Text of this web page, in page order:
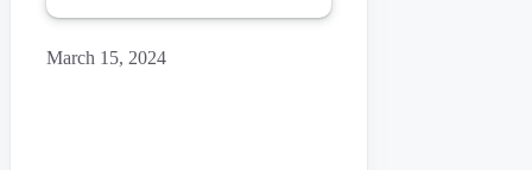
March 15, 2024